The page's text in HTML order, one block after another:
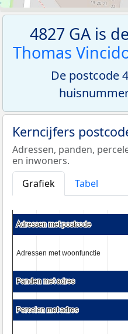
4827 GA is
Thomas
De postcode
Kerncijfers
Adressen, panden,
en inwoners.
Grafiek
Tabel
Adressen met postcode
Adressen met postcode
Adressen met woonfunctie
Adressen met woonfunctie
Panden met adres
Panden met adres
Percelen met adres
Percelen met adres